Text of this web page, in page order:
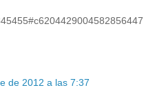
de 2012 a las 7:37